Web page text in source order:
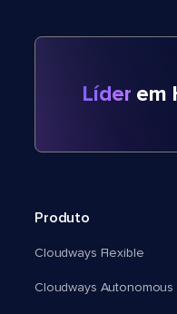
Líder em
Produto
Cloudways Flexible
Cloudways Autonomous